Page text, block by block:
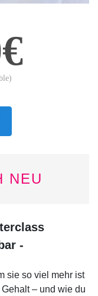
NEU
-
sie so viel mehr ist
– und wie du